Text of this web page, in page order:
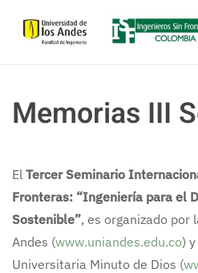
Skip to main content
Memorias III
El Tercer Seminario
Fronteras: “Ingeniería para el
Sostenible”, es organizado por
Andes (www.uniandes.edu.co)
Universitaria Minuto de Dios (